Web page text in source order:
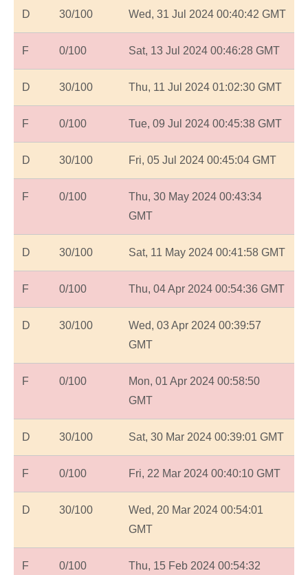
D 30/100 Wed, 31 Jul 2024 00:40:42 GMT
F 0/100 Sat, 13 Jul 2024 00:46:28 GMT
D 30/100 Thu, 11 Jul 2024 01:02:30 GMT
F 0/100 Tue, 09 Jul 2024 00:45:38 GMT
D 30/100 Fri, 05 Jul 2024 00:45:04 GMT
F 0/100
Thu, 30 May 2024 00:43:34
GMT
D 30/100 Sat, 11 May 2024 00:41:58 GMT
F 0/100 Thu, 04 Apr 2024 00:54:36 GMT
D 30/100
Wed, 03 Apr 2024 00:39:57
GMT
F 0/100
Mon, 01 Apr 2024 00:58:50
GMT
D 30/100 Sat, 30 Mar 2024 00:39:01 GMT
F 0/100 Fri, 22 Mar 2024 00:40:10 GMT
D 30/100
Wed, 20 Mar 2024 00:54:01
GMT
F 0/100
Thu, 15 Feb 2024 00:54:32